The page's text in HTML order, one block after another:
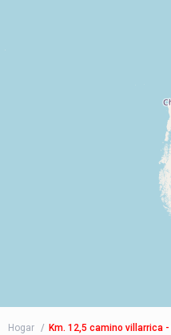
Hogar Km. 12,5 camino villarrica